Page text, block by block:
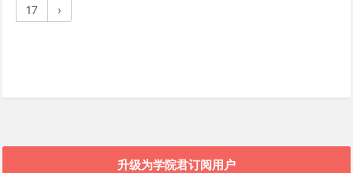
17
›
升级为学院君订阅用户